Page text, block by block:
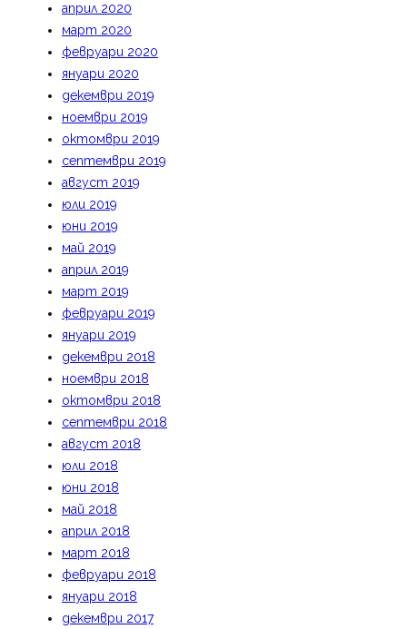
април 2020
март 2020
февруари 2020
януари 2020
декември 2019
ноември 2019
октомври 2019
септември 2019
август 2019
юли 2019
юни 2019
май 2019
април 2019
март 2019
февруари 2019
януари 2019
декември 2018
ноември 2018
октомври 2018
септември 2018
август 2018
юли 2018
юни 2018
май 2018
април 2018
март 2018
февруари 2018
януари 2018
декември 2017